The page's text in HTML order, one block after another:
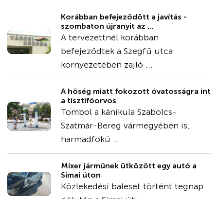
Korábban befejeződött a javítás -
szombaton újranyit az ...
A tervezettnél korábban
befejeződtek a Szegfű utca
környezetében zajló ...
A hőség miatt fokozott óvatosságra int
a tisztifőorvos
Tombol a kánikula Szabolcs-
Szatmár-Bereg vármegyében is,
harmadfokú ...
Mixer járműnek ütközött egy autó a
Simai úton
Közlekedési baleset történt tegnap